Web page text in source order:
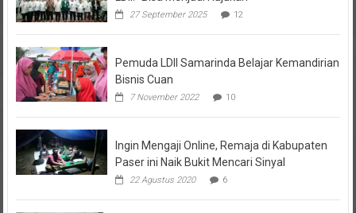
Bisnis Cuan
7 November 2022
Paser ini Naik Bukit Mencari Sinyal
22 Agustus 2020 6